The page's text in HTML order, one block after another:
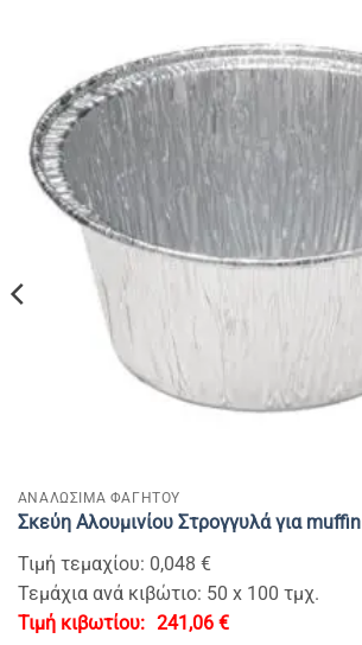
ΑΝΑΛΩΣΙΜΑ ΦΑΓΗΤΟΥ
Σκεύη Αλουμινίου Στρογγυλά για muffin
Τιμή τεμαχίου: 0,048 €
Τεμάχια ανά κιβώτιο: 50 x 100 τμχ.
241,06 €